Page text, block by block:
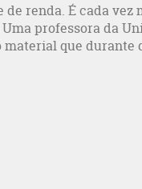
renda. É cada vez
professora da
que durante